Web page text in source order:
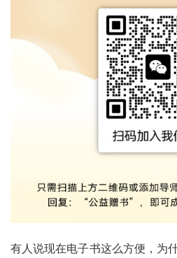
有人说现在电子书这么方便，为